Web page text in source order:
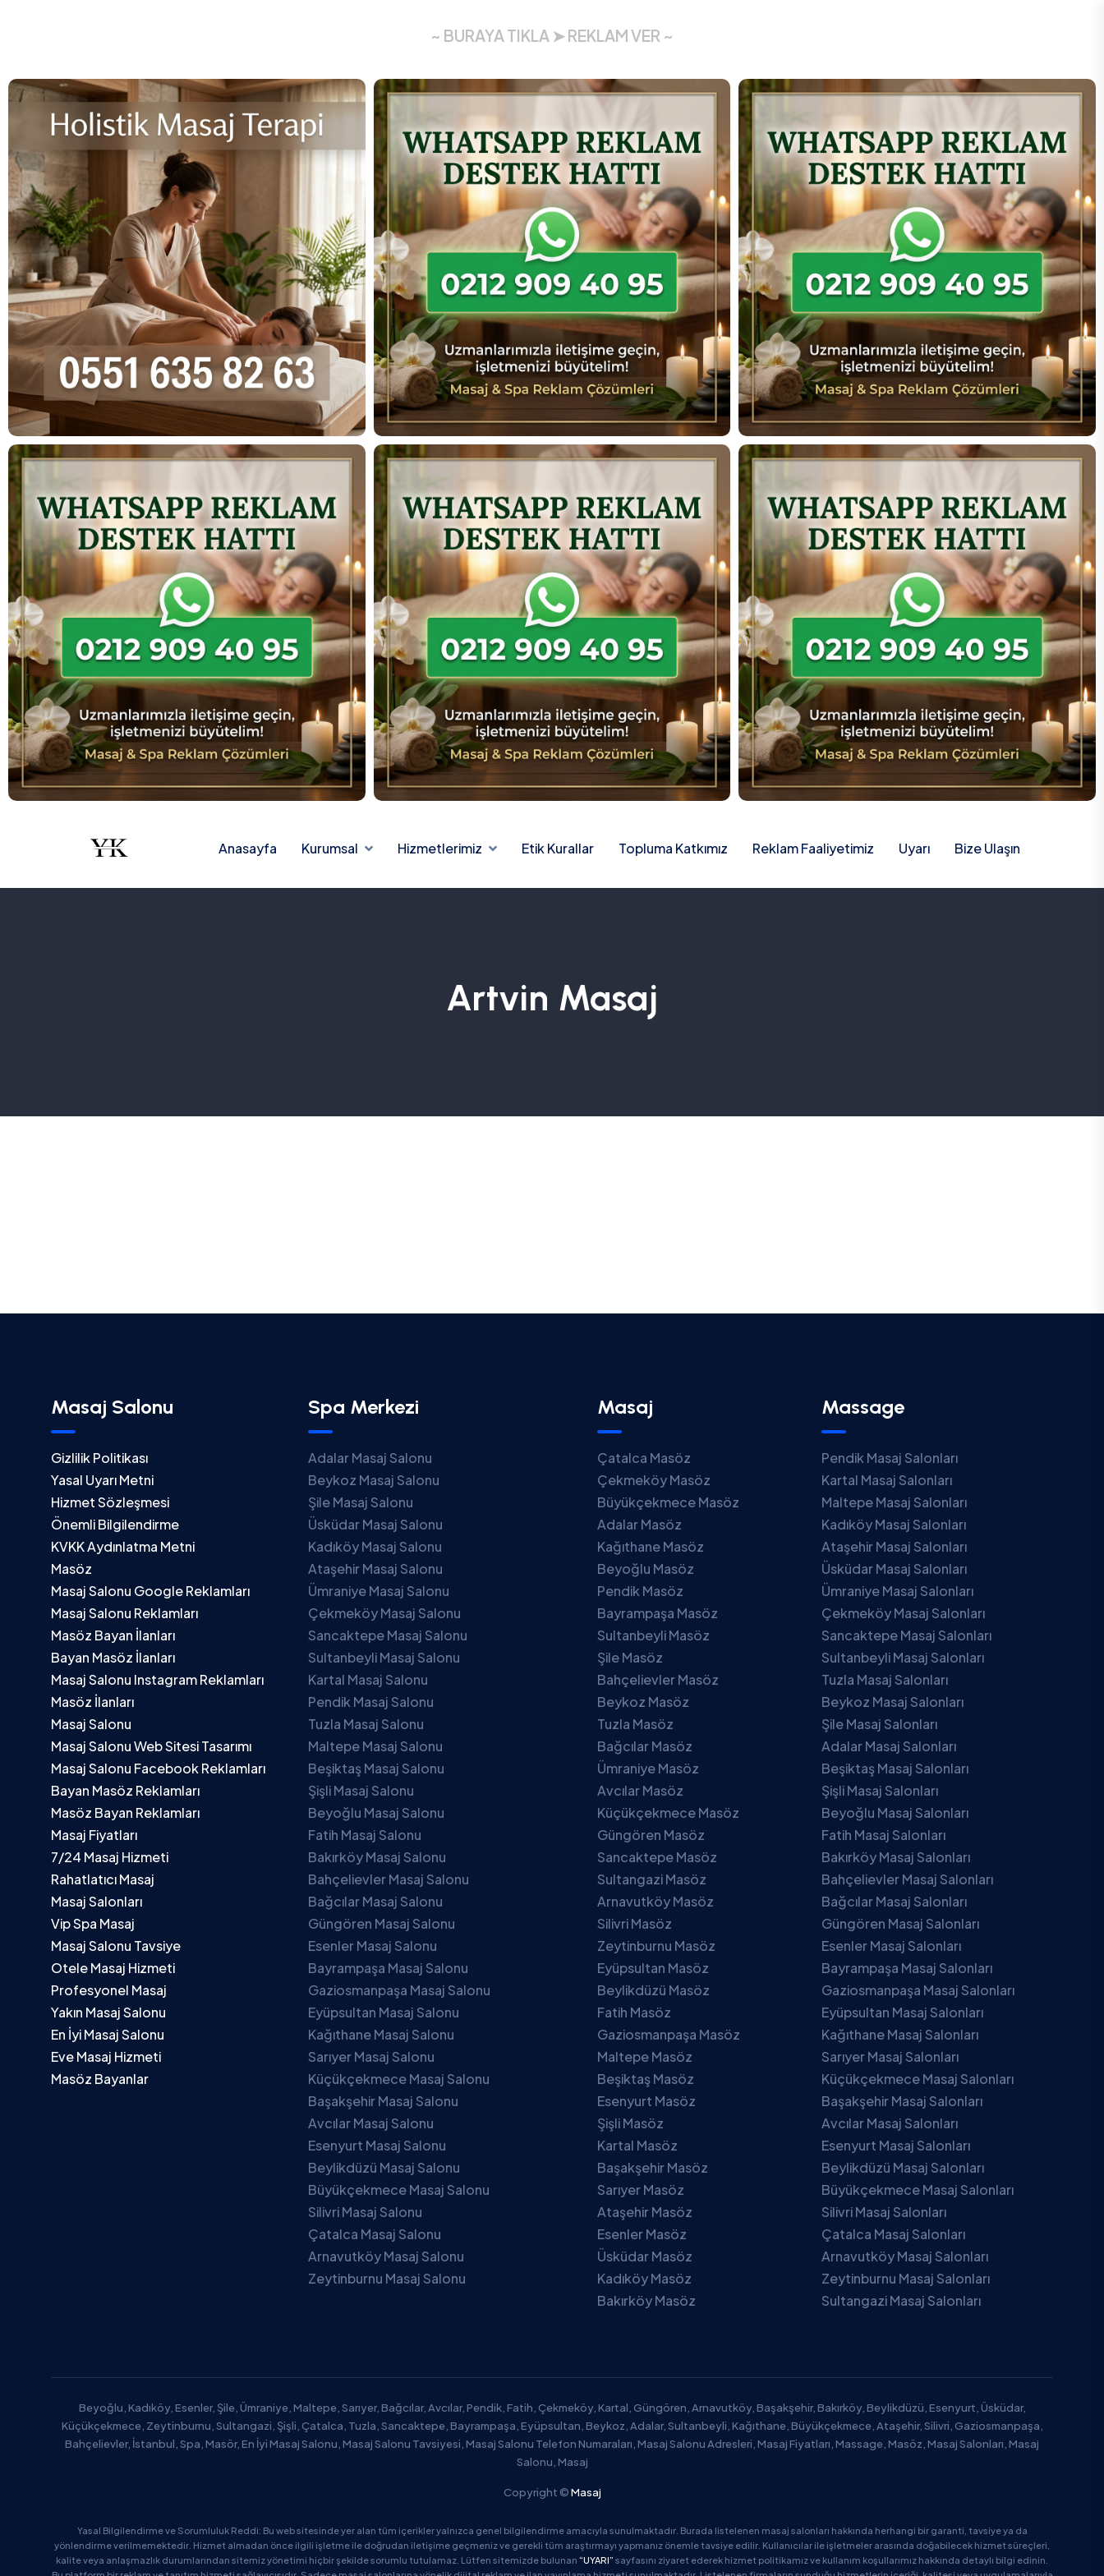
~ BURAYA TIKLA ➤ REKLAM VER ~
Anasayfa Kurumsal Hizmetlerimiz Etik Kurallar Topluma Katkımız Reklam Faaliyetimiz Uyarı Bize Ulaşın
Artvin Masaj
Masaj Salonu
Gizlilik Politikası
Yasal Uyarı Metni
Hizmet Sözleşmesi
Önemli Bilgilendirme
KVKK Aydınlatma Metni
Masöz
Masaj Salonu Google Reklamları
Masaj Salonu Reklamları
Masöz Bayan İlanları
Bayan Masöz İlanları
Masaj Salonu Instagram Reklamları
Masöz İlanları
Masaj Salonu
Masaj Salonu Web Sitesi Tasarımı
Masaj Salonu Facebook Reklamları
Bayan Masöz Reklamları
Masöz Bayan Reklamları
Masaj Fiyatları
7/24 Masaj Hizmeti
Rahatlatıcı Masaj
Masaj Salonları
Vip Spa Masaj
Masaj Salonu Tavsiye
Otele Masaj Hizmeti
Profesyonel Masaj
Yakın Masaj Salonu
En İyi Masaj Salonu
Eve Masaj Hizmeti
Masöz Bayanlar
Spa Merkezi
Adalar Masaj Salonu
Beykoz Masaj Salonu
Şile Masaj Salonu
Üsküdar Masaj Salonu
Kadıköy Masaj Salonu
Ataşehir Masaj Salonu
Ümraniye Masaj Salonu
Çekmeköy Masaj Salonu
Sancaktepe Masaj Salonu
Sultanbeyli Masaj Salonu
Kartal Masaj Salonu
Pendik Masaj Salonu
Tuzla Masaj Salonu
Maltepe Masaj Salonu
Beşiktaş Masaj Salonu
Şişli Masaj Salonu
Beyoğlu Masaj Salonu
Fatih Masaj Salonu
Bakırköy Masaj Salonu
Bahçelievler Masaj Salonu
Bağcılar Masaj Salonu
Güngören Masaj Salonu
Esenler Masaj Salonu
Bayrampaşa Masaj Salonu
Gaziosmanpaşa Masaj Salonu
Eyüpsultan Masaj Salonu
Kağıthane Masaj Salonu
Sarıyer Masaj Salonu
Küçükçekmece Masaj Salonu
Başakşehir Masaj Salonu
Avcılar Masaj Salonu
Esenyurt Masaj Salonu
Beylikdüzü Masaj Salonu
Büyükçekmece Masaj Salonu
Silivri Masaj Salonu
Çatalca Masaj Salonu
Arnavutköy Masaj Salonu
Zeytinburnu Masaj Salonu
Masaj
Çatalca Masöz
Çekmeköy Masöz
Büyükçekmece Masöz
Adalar Masöz
Kağıthane Masöz
Beyoğlu Masöz
Pendik Masöz
Bayrampaşa Masöz
Sultanbeyli Masöz
Şile Masöz
Bahçelievler Masöz
Beykoz Masöz
Tuzla Masöz
Bağcılar Masöz
Ümraniye Masöz
Avcılar Masöz
Küçükçekmece Masöz
Güngören Masöz
Sancaktepe Masöz
Sultangazi Masöz
Arnavutköy Masöz
Silivri Masöz
Zeytinburnu Masöz
Eyüpsultan Masöz
Beylikdüzü Masöz
Fatih Masöz
Gaziosmanpaşa Masöz
Maltepe Masöz
Beşiktaş Masöz
Esenyurt Masöz
Şişli Masöz
Kartal Masöz
Başakşehir Masöz
Sarıyer Masöz
Ataşehir Masöz
Esenler Masöz
Üsküdar Masöz
Kadıköy Masöz
Bakırköy Masöz
Massage
Pendik Masaj Salonları
Kartal Masaj Salonları
Maltepe Masaj Salonları
Kadıköy Masaj Salonları
Ataşehir Masaj Salonları
Üsküdar Masaj Salonları
Ümraniye Masaj Salonları
Çekmeköy Masaj Salonları
Sancaktepe Masaj Salonları
Sultanbeyli Masaj Salonları
Tuzla Masaj Salonları
Beykoz Masaj Salonları
Şile Masaj Salonları
Adalar Masaj Salonları
Beşiktaş Masaj Salonları
Şişli Masaj Salonları
Beyoğlu Masaj Salonları
Fatih Masaj Salonları
Bakırköy Masaj Salonları
Bahçelievler Masaj Salonları
Bağcılar Masaj Salonları
Güngören Masaj Salonları
Esenler Masaj Salonları
Bayrampaşa Masaj Salonları
Gaziosmanpaşa Masaj Salonları
Eyüpsultan Masaj Salonları
Kağıthane Masaj Salonları
Sarıyer Masaj Salonları
Küçükçekmece Masaj Salonları
Başakşehir Masaj Salonları
Avcılar Masaj Salonları
Esenyurt Masaj Salonları
Beylikdüzü Masaj Salonları
Büyükçekmece Masaj Salonları
Silivri Masaj Salonları
Çatalca Masaj Salonları
Arnavutköy Masaj Salonları
Zeytinburnu Masaj Salonları
Sultangazi Masaj Salonları
Beyoğlu, Kadıköy, Esenler, Şile, Ümraniye, Maltepe, Sarıyer, Bağcılar, Avcılar, Pendik, Fatih, Çekmeköy, Kartal, Güngören, Arnavutköy, Başakşehir, Bakırköy, Beylikdüzü, Esenyurt, Üsküdar,
Küçükçekmece, Zeytinburnu, Sultangazi, Şişli, Çatalca, Tuzla, Sancaktepe, Bayrampaşa, Eyüpsultan, Beykoz, Adalar, Sultanbeyli, Kağıthane, Büyükçekmece, Ataşehir, Silivri, Gaziosmanpaşa,
Bahçelievler, İstanbul, Spa, Masör, En İyi Masaj Salonu, Masaj Salonu Tavsiyesi, Masaj Salonu Telefon Numaraları, Masaj Salonu Adresleri, Masaj Fiyatları, Massage, Masöz, Masaj Salonları, Masaj
Salonu, Masaj
Copyright ©Masaj
Yasal Bilgilendirme ve Sorumluluk Reddi: Bu web sitesinde yer alan tüm içerikler yalnızca genel bilgilendirme amacıyla sunulmaktadır. Burada listelenen masaj salonları hakkında herhangi bir garanti, tavsiye ya da
yönlendirme verilmemektedir. Hizmet almadan önce ilgili işletme ile doğrudan iletişime geçmeniz ve gerekli tüm araştırmayı yapmanız önemle tavsiye edilir. Kullanıcılar ile işletmeler arasında doğabilecek hizmet süreçleri,
kalite veya anlaşmazlık durumlarından sitemiz yönetimi hiçbir şekilde sorumlu tutulamaz. Lütfen sitemizde bulunan “UYARI” sayfasını ziyaret ederek hizmet politikamız ve kullanım koşullarımız hakkında detaylı bilgi edinin.